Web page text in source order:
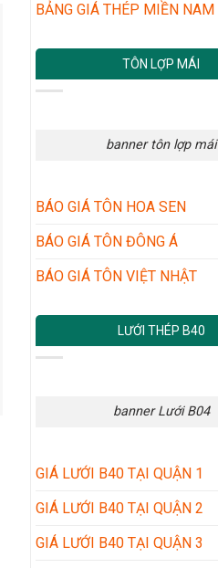
BẢNG GIÁ THÉP MIỀN NAM
TÔN LỢP MÁI
banner tôn lợp mái
BÁO GIÁ TÔN HOA SEN
BÁO GIÁ TÔN ĐÔNG Á
BÁO GIÁ TÔN VIỆT NHẬT
LƯỚI THÉP B40
banner Lưới B04
GIÁ LƯỚI B40 TẠI QUẬN 1
GIÁ LƯỚI B40 TẠI QUẬN 2
GIÁ LƯỚI B40 TẠI QUẬN 3